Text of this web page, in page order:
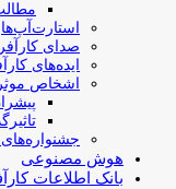
استارت‌آپ‌ها
صدای
ایده‌های
اشخاص موثر
هوش مصنوعی
بانک اطلاعات